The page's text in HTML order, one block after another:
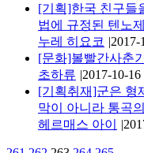
[기획]한국 친구들
법에 규정된 텐노
누레 히요코 |2017-
[문화]볼빨간사춘
초하류 |2017-10-16
[기획취재]군은 형
막이 아니라 통곡
헤르매스 아이
|